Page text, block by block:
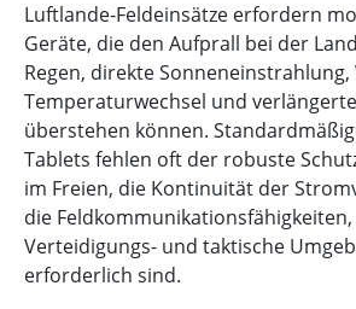
Luftlande-Feldeinsätze erfordern
Geräte, die den Aufprall bei der
Regen, direkte
Temperaturwechsel und
überstehen können.
Tablets fehlen oft der robuste
im Freien, die Kontinuität der
die
Verteidigungs- und taktische
erforderlich sind.